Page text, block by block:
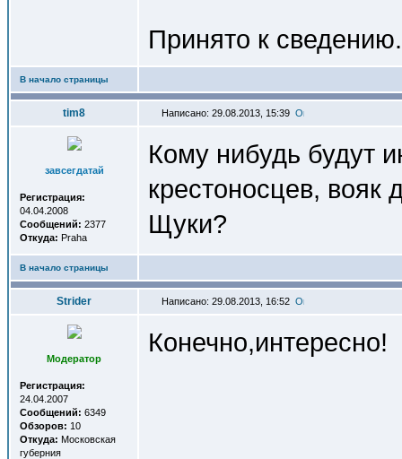
Принято к сведению.
В начало страницы
tim8 Написано: 29.08.2013, 15:39
завсегдатай
Регистрация:
04.04.2008
Сообщений: 2377
Откуда: Praha
Кому нибудь будут
крестоносцев, вояк
Щуки?
В начало страницы
Strider Написано: 29.08.2013, 16:52
Модератор
Регистрация:
24.04.2007
Сообщений: 6349
Обзоров: 10
Откуда: Московская
губерния
Конечно,интересно!